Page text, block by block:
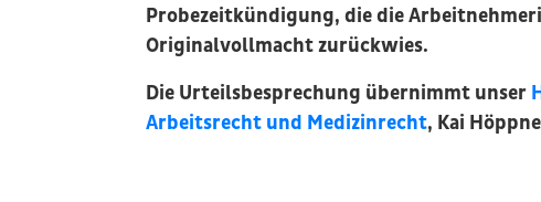
Probezeitkündigung, die die
Originalvollmacht zurückwies.
Die Urteilsbesprechung übernimmt unser
Arbeitsrecht und Medizinrecht, Kai